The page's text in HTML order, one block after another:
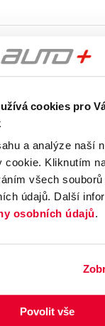
cookies pro
a analýze naší
cookie. Kliknutím
všech
údajů. Další
osobních údajů.
Povolit vše
této kartě vozu